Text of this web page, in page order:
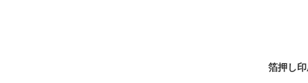
箔押し